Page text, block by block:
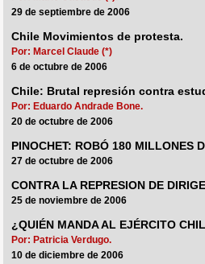
29 de septiembre de 2006
Chile Movimientos de protesta.
Por: Marcel Claude (*)
6 de octubre de 2006
Chile: Brutal represión contra
Por: Eduardo Andrade Bone.
20 de octubre de 2006
PINOCHET: ROBÓ 180 MILLONES
27 de octubre de 2006
CONTRA LA REPRESION DE
25 de noviembre de 2006
¿QUIÉN MANDA AL EJÉRCITO
Por: Patricia Verdugo.
10 de diciembre de 2006